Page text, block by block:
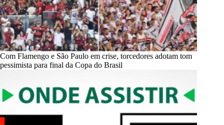
Com Flamengo e São Paulo em crise, torcedores adotam tom
pessimista para final da Copa do Brasil